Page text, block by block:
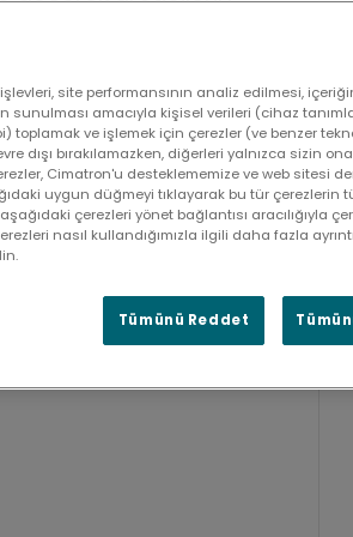
otomasyon ve
karmaşık
yetenekler,
ve
sürekli geliştirilen
her beceri
ve tutarlı bir
içerir.
site performansının analiz edilmesi,
amacıyla kişisel verileri (cihaz
toplamak ve işlemek için çerezler (ve benzer
dışı bırakılamazken, diğerleri yalnızca sizin
Cimatron'u desteklememize ve web sitesi
uygun düğmeyi tıklayarak bu tür çerezlerin
çerezleri yönet bağlantısı aracılığıyla
nasıl kullandığımızla ilgili daha fazla
Tümünü Reddet